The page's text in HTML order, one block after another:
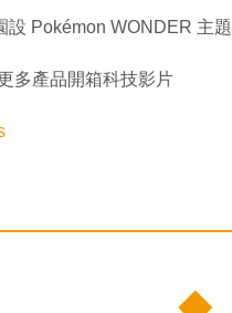
設 Pokémon WONDER 主
多產品開箱科技影片